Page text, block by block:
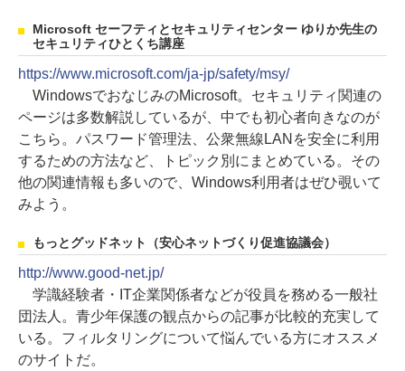
Microsoft セーフティとセキュリティセンター ゆりか先生の
セキュリティひとくち講座
https://www.microsoft.com/ja-jp/safety/msy/
WindowsでおなじみのMicrosoft。セキュリティ関連の
ページは多数解説しているが、中でも初心者向きなのが
こちら。パスワード管理法、公衆無線LANを安全に利用
するための方法など、トピック別にまとめている。その
他の関連情報も多いので、Windows利用者はぜひ覗いて
みよう。
もっとグッドネット（安心ネットづくり促進協議会）
http://www.good-net.jp/
学識経験者・IT企業関係者などが役員を務める一般社
団法人。青少年保護の観点からの記事が比較的充実して
いる。フィルタリングについて悩んでいる方にオススメ
のサイトだ。